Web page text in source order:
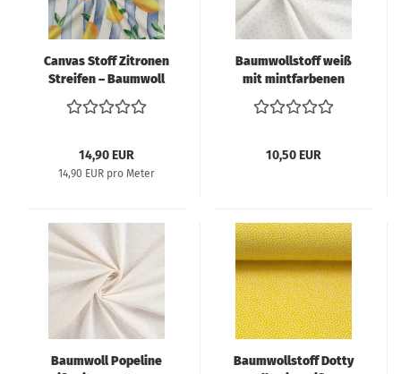
Canvas Stoff Zitronen
Streifen – Baumwoll
Canvas Sommerstoff
Blau Weiß für Taschen
14,90 EUR
14,90 EUR pro Meter
Baumwollstoff weiß
mit mintfarbenen
Herzen – Popeline
10,50 EUR
Baumwoll Popeline
Baumwollstoff Dotty